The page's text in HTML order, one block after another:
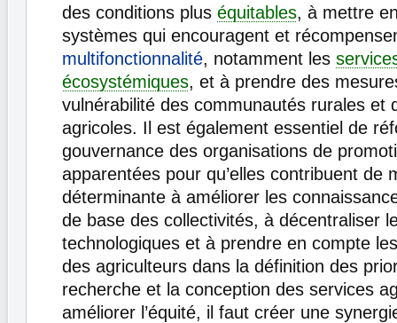
des conditions plus équitables, à mettre
systèmes qui encouragent et
multifonctionnalité, notamment les
écosystémiques, et à prendre des
vulnérabilité des communautés rurales et
agricoles. Il est également essentiel de
gouvernance des organisations de
apparentées pour qu’elles contribuent de
déterminante à améliorer les
de base des collectivités, à décentraliser
technologiques et à prendre en compte
des agriculteurs dans la définition des
recherche et la conception des services
améliorer l’équité, il faut créer une